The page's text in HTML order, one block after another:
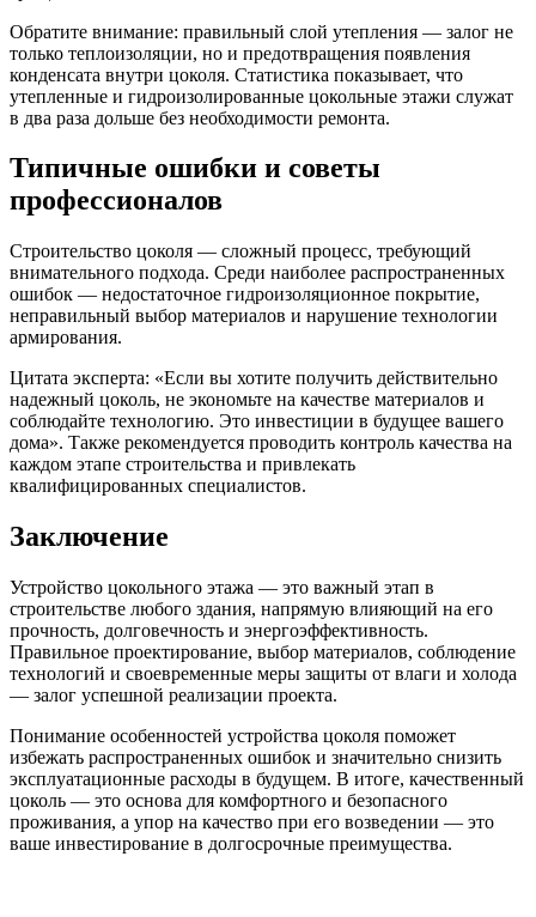
Обратите внимание: правильный слой утепления — залог не
только теплоизоляции, но и предотвращения появления
конденсата внутри цоколя. Статистика показывает, что
утепленные и гидроизолированные цокольные этажи служат
в два раза дольше без необходимости ремонта.
Типичные ошибки и советы
профессионалов
Строительство цоколя — сложный процесс, требующий
внимательного подхода. Среди наиболее распространенных
ошибок — недостаточное гидроизоляционное покрытие,
неправильный выбор материалов и нарушение технологии
армирования.
Цитата эксперта: «Если вы хотите получить действительно
надежный цоколь, не экономьте на качестве материалов и
соблюдайте технологию. Это инвестиции в будущее вашего
дома». Также рекомендуется проводить контроль качества на
каждом этапе строительства и привлекать
квалифицированных специалистов.
Заключение
Устройство цокольного этажа — это важный этап в
строительстве любого здания, напрямую влияющий на его
прочность, долговечность и энергоэффективность.
Правильное проектирование, выбор материалов, соблюдение
технологий и своевременные меры защиты от влаги и холода
— залог успешной реализации проекта.
Понимание особенностей устройства цоколя поможет
избежать распространенных ошибок и значительно снизить
эксплуатационные расходы в будущем. В итоге, качественный
цоколь — это основа для комфортного и безопасного
проживания, а упор на качество при его возведении — это
ваше инвестирование в долгосрочные преимущества.